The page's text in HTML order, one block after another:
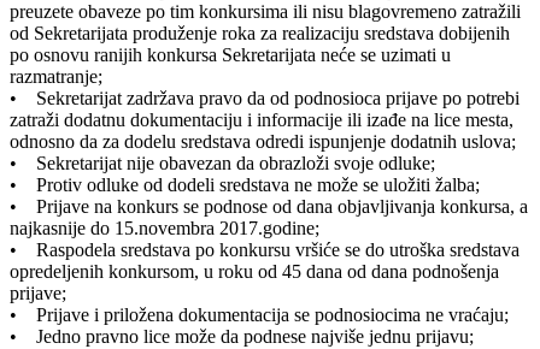
preuzete obaveze po tim konkursima ili nisu blagovremeno zatražili
od Sekretarijata produženje roka za realizaciju sredstava dobijenih
po osnovu ranijih konkursa Sekretarijata neće se uzimati u
razmatranje;
• Sekretarijat zadržava pravo da od podnosioca prijave po potrebi
zatraži dodatnu dokumentaciju i informacije ili izađe na lice mesta,
odnosno da za dodelu sredstava odredi ispunjenje dodatnih uslova;
• Sekretarijat nije obavezan da obrazloži svoje odluke;
• Protiv odluke od dodeli sredstava ne može se uložiti žalba;
• Prijave na konkurs se podnose od dana objavljivanja konkursa, a
najkasnije do 15.novembra 2017.godine;
• Raspodela sredstava po konkursu vršiće se do utroška sredstava
opredeljenih konkursom, u roku od 45 dana od dana podnošenja
prijave;
• Prijave i priložena dokumentacija se podnosiocima ne vraćaju;
• Jedno pravno lice može da podnese najviše jednu prijavu;